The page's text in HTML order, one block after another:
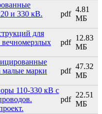
и 330 кВ.
pdf
4.81
МБ
для
вечномерзлых
pdf
12.83
МБ
малые марки
pdf
47.32
МБ
110-330 кВ с
pdf
22.51
МБ